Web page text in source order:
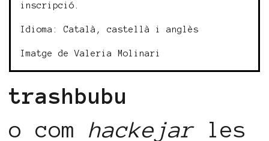
inscripció.
Idioma: Català, castellà i anglès
Imatge de Valeria Molinari
trashbubu
o com hackejarles